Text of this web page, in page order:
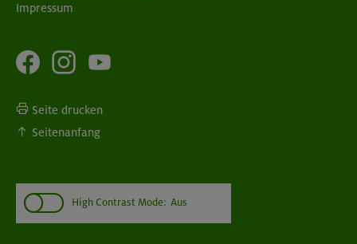
Impressum
Seite drucken
Seitenanfang
High Contrast Mode: Aus